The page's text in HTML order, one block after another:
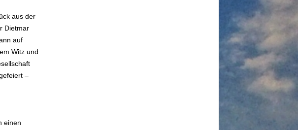
aus der
Dietmar
auf
Witz und
–
einen